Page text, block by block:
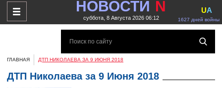
НОВОСТИ N
суббота, 8 Августа 2026 06:12 1627 дней войны
UA
ГЛАВНАЯ ДТП НИКОЛАЕВА ЗА 9 ИЮНЯ 2018
ДТП Николаева за 9 Июня 2018